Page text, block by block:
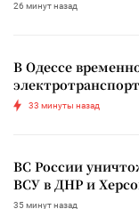
26 минут назад
В Одессе
33 минуты назад
ВС России
ВСУ в ДНР и
35 минут назад